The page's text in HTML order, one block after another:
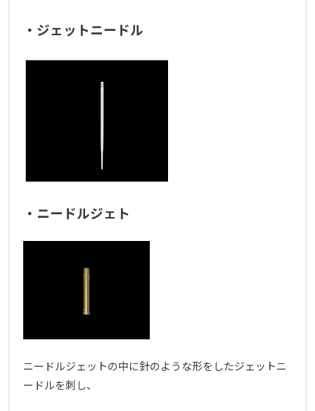
・ジェットニードル
・ニードルジェト
ニードルジェットの中に針のような形をしたジェットニ
ードルを刺し、